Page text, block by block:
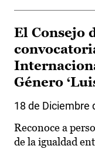
El Consejo
Género
18 de Diciembre
Reconoce a
de la igualdad